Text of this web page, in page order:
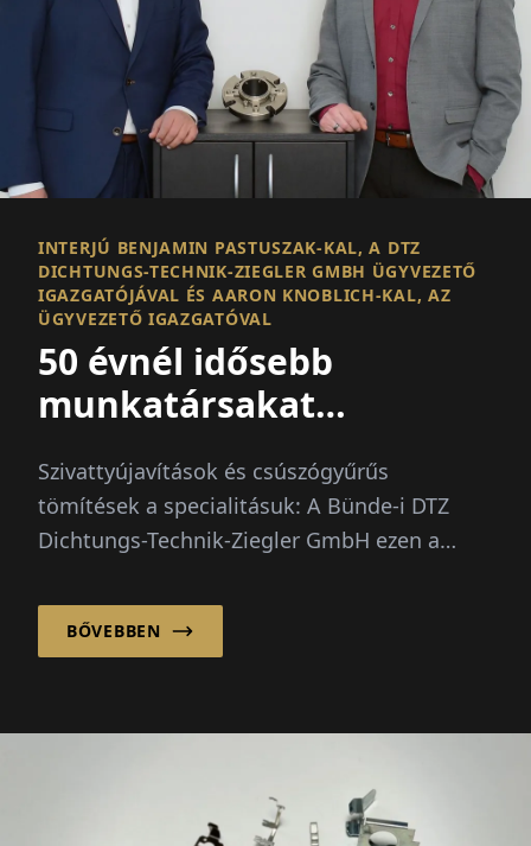
INTERJÚ BENJAMIN PASTUSZAK-KAL, A DTZ
DICHTUNGS-TECHNIK-ZIEGLER GMBH ÜGYVEZETŐ
IGAZGATÓJÁVAL ÉS AARON KNOBLICH-KAL, AZ
ÜGYVEZETŐ IGAZGATÓVAL
50 évnél idősebb
munkatársakat
Szivattyújavítások és csúszógyűrűs
tömítések a specialitásuk: A Bünde-i DTZ
Dichtungs-Technik-Ziegler GmbH ezen a
BŐVEBBEN